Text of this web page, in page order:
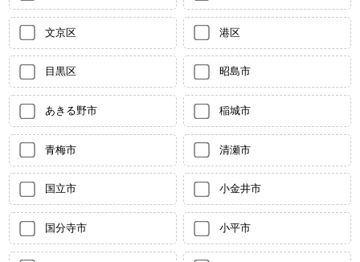
文京区 港区
目黒区 昭島市
あきる野市 稲城市
青梅市 清瀬市
国立市 小金井市
国分寺市 小平市